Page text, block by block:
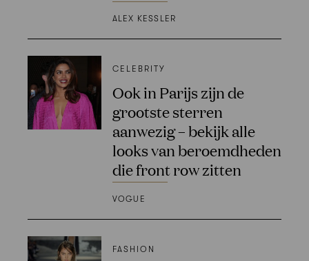
ALEX KESSLER
CELEBRITY
Ook in Parijs zijn de
grootste sterren
aanwezig – bekijk alle
looks van beroemdheden
die front row zitten
VOGUE
FASHION